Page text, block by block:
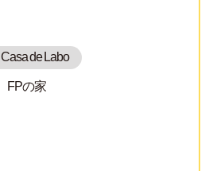
Casa de Labo
FPの家